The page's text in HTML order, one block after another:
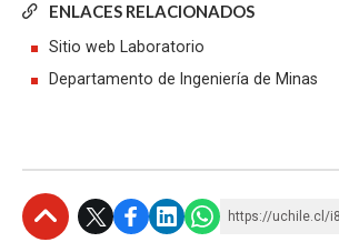
ENLACES RELACIONADOS
Sitio web Laboratorio
Departamento de Ingeniería de Minas
https://uchile.cl/